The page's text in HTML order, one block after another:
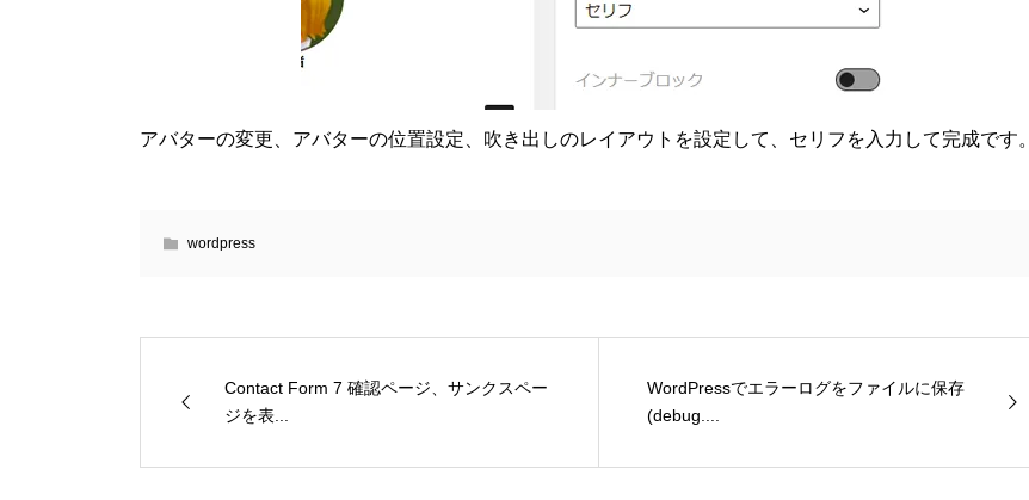
アバターの変更、アバターの位置設定、吹き出しのレイアウトを設定して、セリフを入力して完成です。
wordpress
Contact Form 7 確認ページ、サンクスペー
ジを表...
WordPressでエラーログをファイルに保存
(debug....